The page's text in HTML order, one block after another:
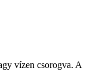
vízen csorogva. A